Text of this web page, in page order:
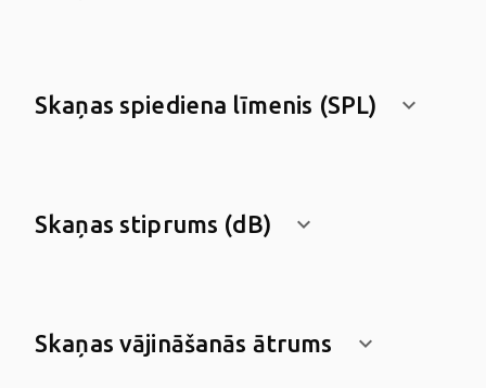
Skaņas spiediena līmenis (SPL) keyboard_arrow_down
Skaņas stiprums (dB) keyboard_arrow_down
Skaņas vājināšanās ātrums keyboard_arrow_down